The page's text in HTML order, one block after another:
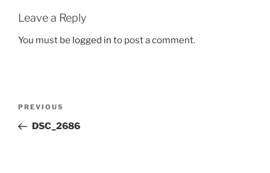
Leave a Reply
You must be logged in to post a comment.
Previous
Post
PREVIOUS
DSC_2686